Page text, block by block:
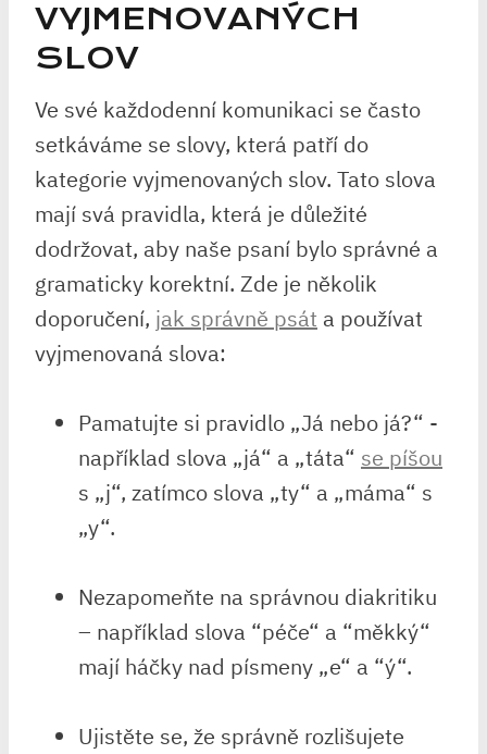
VYJMENOVANÝCH
SLOV
Ve ⁢své ​každodenní komunikaci ​se‌ často
setkáváme se⁣ slovy, která patří do
kategorie vyjmenovaných slov. Tato slova​
mají‍ svá pravidla,‌ která je‌ důležité​
dodržovat, aby naše​ psaní bylo správné a
gramaticky korektní. Zde ⁢je několik‌
doporučení, ‌ jak správně psát a používat
vyjmenovaná slova:
Pamatujte si ⁢pravidlo „Já‌ nebo ‍já?“ ⁢-
například slova „já“ a „táta“ ‌ se píšou
s⁢ „j“, zatímco slova „ty“ a „máma“ s
„y“.
Nezapomeňte​ na správnou diakritiku
– ⁢například slova ⁣“péče“ a ⁣“měkký“
mají háčky nad písmeny „e“ a ‍“ý“.
Ujistěte se, že správně rozlišujete‌